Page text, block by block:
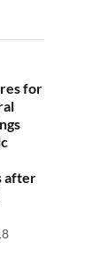
for
after